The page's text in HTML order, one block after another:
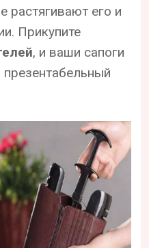
растягивают его и
Прикупите
, и ваши сапоги